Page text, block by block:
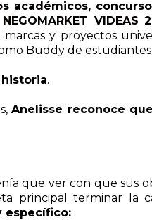
académicos,
VIDEAS
y proyectos
Buddy de
.
Anelisse reconoce
que ver con que sus
principal terminar la
específico: